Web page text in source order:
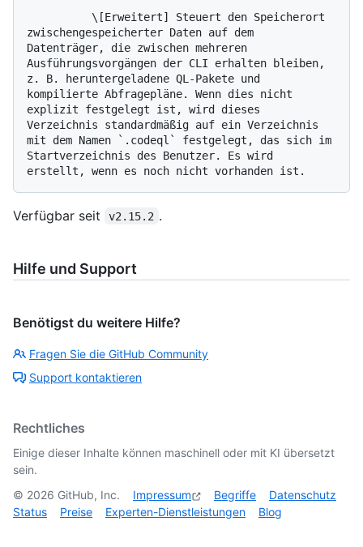
zwischengespeicherter Daten auf dem
Datenträger, die zwischen mehreren
Ausführungsvorgängen der CLI erhalten bleiben,
z. B. heruntergeladene QL-Pakete und
kompilierte Abfragepläne. Wenn dies nicht
explizit festgelegt ist, wird dieses
Verzeichnis standardmäßig auf ein Verzeichnis
mit dem Namen `.codeql` festgelegt, das sich im
Startverzeichnis des Benutzer. Es wird
Verfügbar seit v2.15.2 .
Hilfe und Support
Benötigst du weitere Hilfe?
Fragen Sie die GitHub Community
Support kontaktieren
Rechtliches
Einige dieser Inhalte können maschinell oder mit KI übersetzt
sein.
© 2026 GitHub, Inc. Impressum Begriffe
Datenschutz
Status
Preise Experten-Dienstleistungen Blog